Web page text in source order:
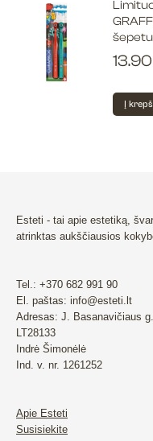
13.90
Į
Esteti - tai apie estetiką,
atrinktas aukščiausios
Tel.: +370 682 991 90
El. paštas: info@esteti.lt
Adresas: J. Basanavičiaus
LT28133
Indrė Šimonėlė
Ind. v. nr. 1261252
Apie Esteti
Susisiekite